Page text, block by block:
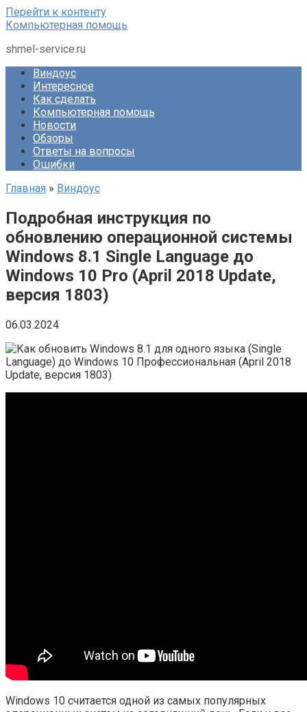
Перейти к контенту
Компьютерная помощь
shmel-service.ru
Виндоус
Интересное
Как сделать
Компьютерная помощь
Новости
Обзоры
Ответы на вопросы
Ошибки
Главная » Виндоус
Подробная инструкция по
обновлению операционной системы
Windows 8.1 Single Language до
Windows 10 Pro (April 2018 Update,
версия 1803)
06.03.2024
Windows 10 считается одной из самых популярных